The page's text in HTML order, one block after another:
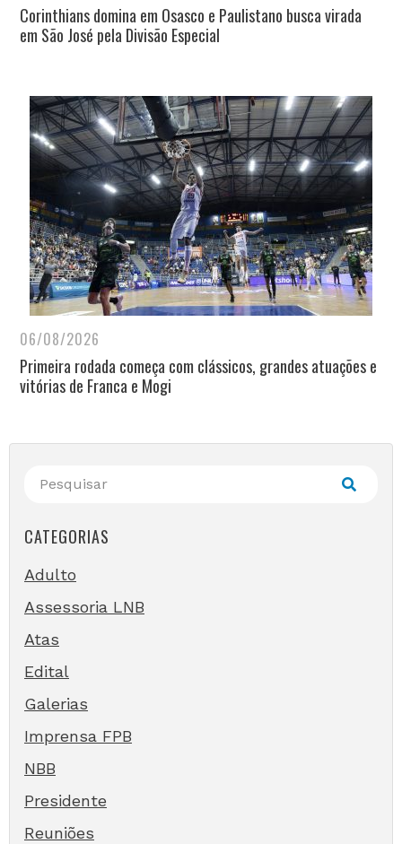
Corinthians domina em Osasco e Paulistano busca virada
em São José pela Divisão Especial
06/08/2026
Primeira rodada começa com clássicos, grandes atuações e
vitórias de Franca e Mogi
CATEGORIAS
Adulto
Assessoria LNB
Atas
Edital
Galerias
Imprensa FPB
NBB
Presidente
Reuniões